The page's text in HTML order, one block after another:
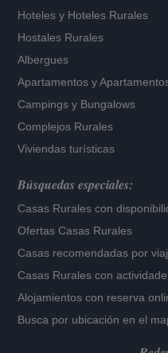
Hoteles y Hoteles Rurales
Hostales Rurales
Albergues
Apartamentos y
Campings y Bungalows
Complejos Rurales
Viviendas turísticas
Búsquedas especiales:
Casas Rurales con
Ofertas Casas Rurales
Casas recomendadas por
Casas Rurales con
Alojamientos con reserva
Busca por ubicación en el